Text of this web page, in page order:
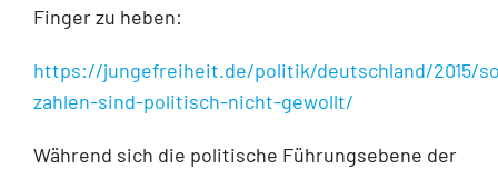
Finger zu heben:
https://jungefreiheit.de/politik/deutschland/2015/
zahlen-sind-politisch-nicht-gewollt/
Während sich die politische Führungsebene der